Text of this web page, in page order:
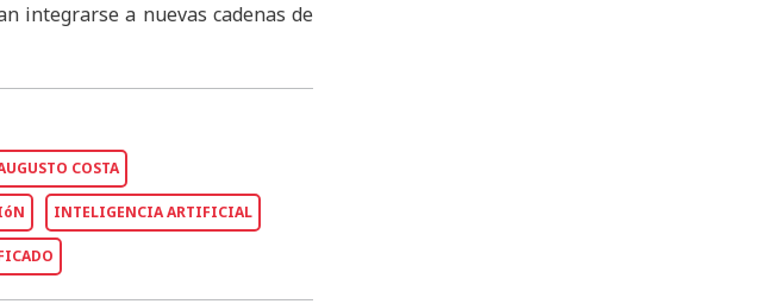
integrarse a nuevas cadenas de
COSTA
INTELIGENCIA ARTIFICIAL